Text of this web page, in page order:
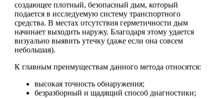
создающее плотный, безопасный дым, который
подается в исследуемую систему транспортного
средства. В местах отсутствия герметичности дым
начинает выходить наружу. Благодаря этому удается
визуально выявить утечку (даже если она совсем
небольшая).
К главным преимуществам данного метода относятся:
высокая точность обнаружения;
безразборный и щадящий способ диагностики;